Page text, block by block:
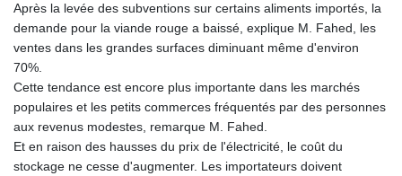
Après la levée des subventions sur certains aliments importés, la
demande pour la viande rouge a baissé, explique M. Fahed, les
ventes dans les grandes surfaces diminuant même d'environ
70%.
Cette tendance est encore plus importante dans les marchés
populaires et les petits commerces fréquentés par des personnes
aux revenus modestes, remarque M. Fahed.
Et en raison des hausses du prix de l'électricité, le coût du
stockage ne cesse d'augmenter. Les importateurs doivent